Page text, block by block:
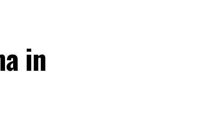
in